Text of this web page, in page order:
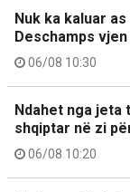
Nuk ka kaluar as
Deschamps
06/08 10:30
Ndahet nga
shqiptar në zi
06/08 10:20